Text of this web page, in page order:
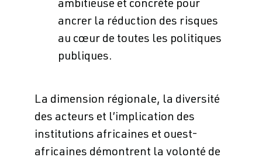
ambitieuse et concrète pour
ancrer la réduction des risques
au cœur de toutes les politiques
publiques.
La dimension régionale, la diversité
des acteurs et l’implication des
institutions africaines et ouest-
africaines démontrent la volonté de